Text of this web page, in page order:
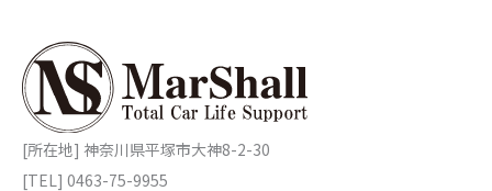
[所在地] 神奈川県平塚市大神8-2-30
[TEL] 0463-75-9955